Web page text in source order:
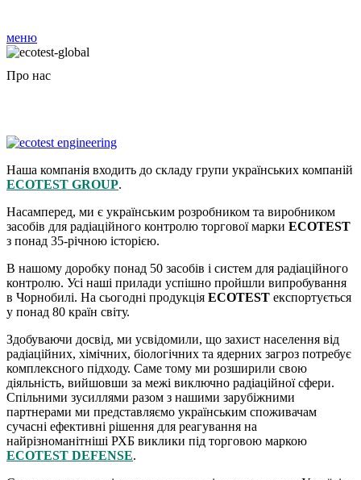
меню
Про нас
Наша компанія входить до складу групи українських компаній
ECOTEST GROUP.
Насамперед, ми є українським розробником та виробником
засобів для радіаційного контролю торгової марки ECOTEST
з понад 35-річною історією.
В нашому доробку понад 50 засобів і систем для радіаційного
контролю. Усі наші прилади успішно пройшли випробування
в Чорнобилі. На сьогодні продукція ECOTEST експортується
у понад 80 країн світу.
Здобуваючи досвід, ми усвідомили, що захист населення від
радіаційних, хімічних, біологічних та ядерних загроз потребує
комплексного підходу. Саме тому ми розширили свою
діяльність, вийшовши за межі виключно радіаційної сфери.
Спільними зусиллями разом з нашими зарубіжними
партнерами ми представляємо українським споживачам
сучасні ефективні рішення для реагування на
найрізноманітніші РХБ виклики під торговою маркою
ECOTEST DEFENSE.